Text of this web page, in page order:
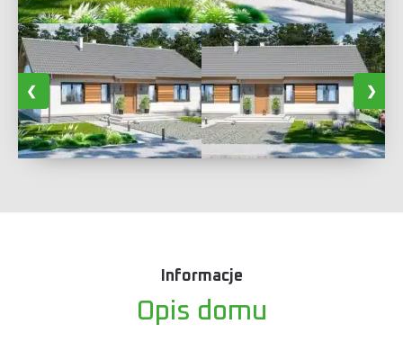
Informacje
Opis domu